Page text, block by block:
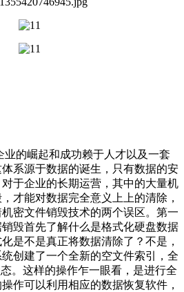
业的崛起和成功赖于人才以及一套
系源于数据的诞生，只有数据的安
于企业的长期运营，其中的大量机
才能对数据完全意义上上的清除，
密文件销毁技术的两个误区。第一
毁首先了解什么是格式化硬盘数据
是不是真正将数据清除了？不是，
创建了一个全新的空文件索引，全
。这样的操作乍一眼看，是进行全
作可以利用相应的数据恢复软件，